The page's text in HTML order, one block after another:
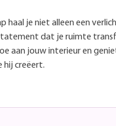
haal je niet alleen een
dat je ruimte
aan jouw interieur en
hij creëert.